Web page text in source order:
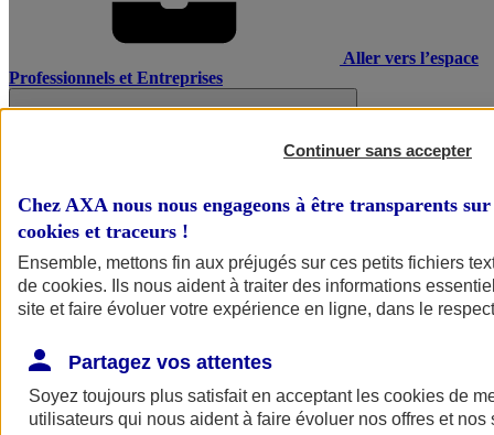
Aller vers l’espace
Professionnels et Entreprises
Continuer sans accepter
Chez AXA nous nous engageons à être transparents
cookies et traceurs !
Ensemble, mettons fin aux préjugés sur ces petits fichiers
de cookies. Ils nous aident à traiter des informations
site et faire évoluer votre expérience en ligne, dans le
Partagez vos attentes
Soyez toujours plus satisfait en acceptant les cookies de
utilisateurs qui nous aident à faire évoluer nos offres et nos